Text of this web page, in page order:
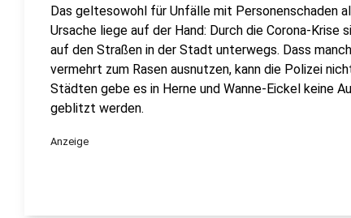
Das geltesowohl für Unfälle mit Personenschaden
Ursache liege auf der Hand: Durch die Corona-
auf den Straßen in der Stadt unterwegs. Dass
vermehrt zum Rasen ausnutzen, kann die Polizei
Städten gebe es in Herne und Wanne-Eickel keine
geblitzt werden.
Anzeige